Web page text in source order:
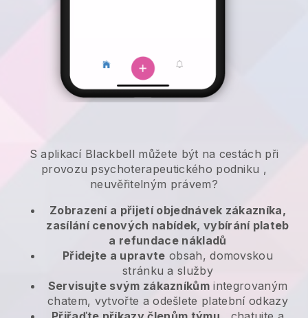
S aplikací Blackbell můžete být na cestách při
provozu psychoterapeutického podniku ,
neuvěřitelným právem?
Zobrazení a přijetí objednávek zákazníka,
zasílání cenových nabídek, vybírání plateb
a refundace nákladů
Přidejte a upravte obsah, domovskou
stránku a služby
Servisujte svým zákazníkům integrovaným
chatem, vytvořte a odešlete platební odkazy